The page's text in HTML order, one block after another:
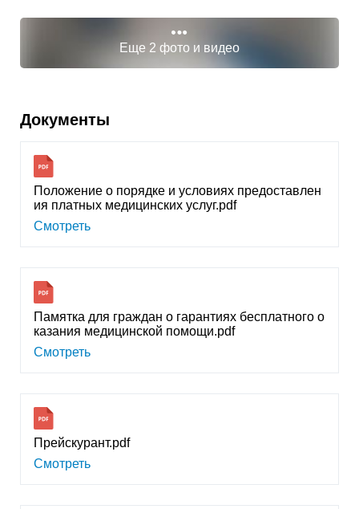
Еще 2 фото и видео
Документы
Положение о порядке и условиях предоставлен
ия платных медицинских услуг.pdf
Смотреть
Памятка для граждан о гарантиях бесплатного о
казания медицинской помощи.pdf
Смотреть
Прейскурант.pdf
Смотреть